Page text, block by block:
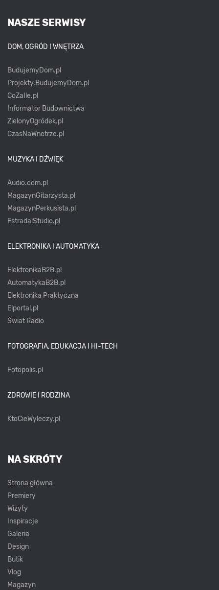
NASZE SERWISY
DOM, OGRÓD I WNĘTRZA
BudujemyDom.pl
Projekty.BudujemyDom.pl
CoZaIle.pl
Informator Budownictwa
ZielonyOgródek.pl
CzasNaWnetrze.pl
MUZYKA I DŹWIĘK
Audio.com.pl
MagazynGitarzysta.pl
MagazynPerkusista.pl
EstradaiStudio.pl
ELEKTRONIKA I AUTOMATYKA
ElektronikaB2B.pl
AutomatykaB2B.pl
Elektronika Praktyczna
Elportal.pl
Świat Radio
FOTOGRAFIA, EDUKACJA I HI-TECH
Fotopolis.pl
ZDROWIE I RODZINA
KtoCieWyleczy.pl
NA SKRÓTY
Strona główna
Premiery
Wizyty
Inspiracje
Galeria
Design
Butik
Vlog
Magazyn